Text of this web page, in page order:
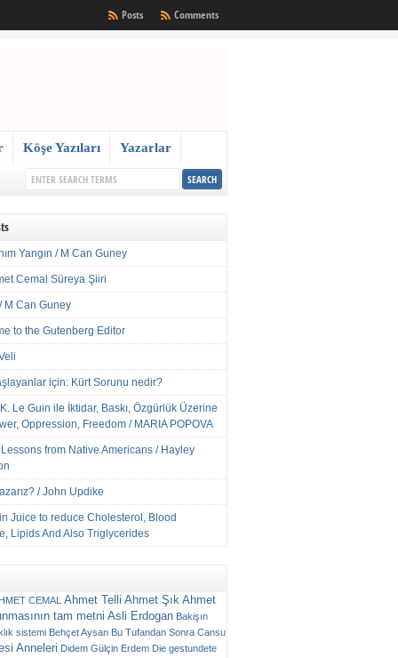
Comments
Posts
Köşe Yazıları Yazarlar
Yangın / M Can Guney
Cemal Süreya Şiiri
M Can Guney
to the Gutenberg Editor
için: Kürt Sorunu nedir?
Le Guin ile İktidar, Baskı, Özgürlük Üzerine
Oppression, Freedom / MARIA POPOVA
from Native Americans / Hayley
/ John Updike
Juice to reduce Cholesterol, Blood
Lipids And Also Triglycerides
CEMAL Ahmet Telli Ahmet Şık Ahmet
tam metni Asli Erdogan Bakişın
sistemi Behçet Aysan Bu Tufandan Sonra Cansu
Anneleri Didem Gülçin Erdem Die gestundete